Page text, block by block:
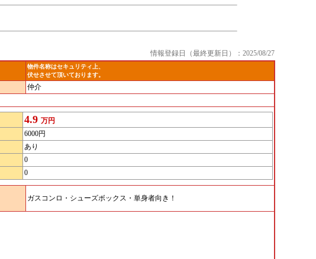
情報登録日（最終更新日）：2025/08/27
物件名称はセキュリティ上、
伏せさせて頂いております。
仲介
4.9 万円
6000円
あり
0
0
ガスコンロ・シューズボックス・単身者向き！